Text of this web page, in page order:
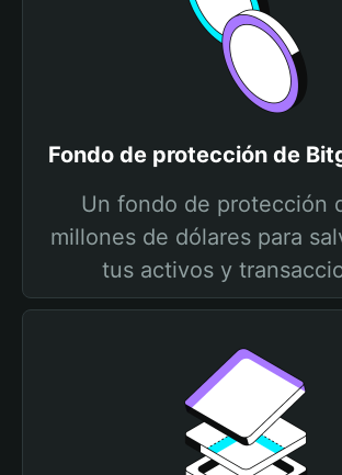
Fondo de protección de
Un fondo de protección
millones de dólares para
tus activos y